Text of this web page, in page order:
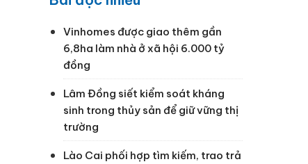
Vinhomes được giao thêm gần
6,8ha làm nhà ở xã hội 6.000 tỷ
đồng
Lâm Đồng siết kiểm soát kháng
sinh trong thủy sản để giữ vững thị
trường
Lào Cai phối hợp tìm kiếm, trao trả